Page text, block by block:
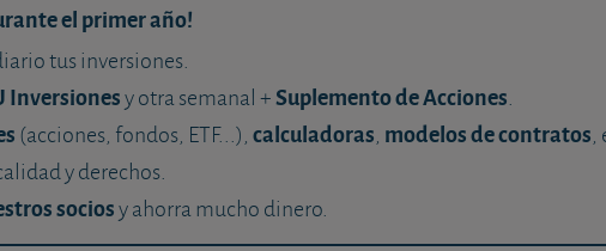
el primer año!
tus inversiones.
Inversionesy otra semanal +Suplemento de Acciones.
(acciones, fondos, ETF...), calculadoras, modelos de contratos,
y derechos.
sociosy ahorra mucho dinero.